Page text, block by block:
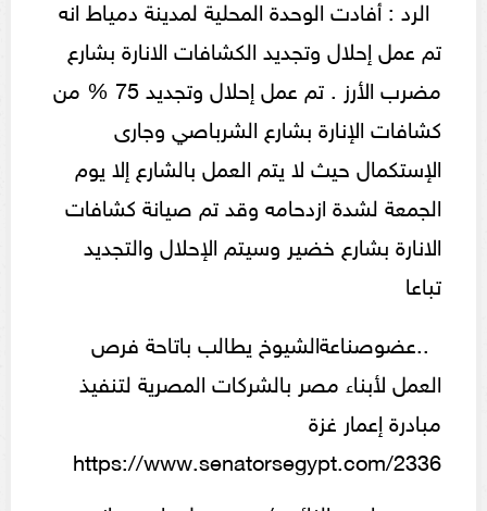
الرد : أفادت الوحدة المحلية لمدينة دمياط انه
تم عمل إحلال وتجديد الكشافات الانارة بشارع
مضرب الأرز . تم عمل إحلال وتجديد 75 % من
كشافات الإنارة بشارع الشرباصي وجارى
الإستكمال حيث لا يتم العمل بالشارع إلا يوم
الجمعة لشدة ازدحامه وقد تم صيانة كشافات
الانارة بشارع خضير وسيتم الإحلال والتجديد
تباعا
..عضوصناعةالشيوخ يطالب باتاحة فرص
العمل لأبناء مصر بالشركات المصرية لتنفيذ
مبادرة إعمار غزة
https://www.senatorsegypt.com/2336